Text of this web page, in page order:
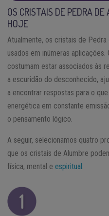
OS CRISTAIS DE PEDRA
HOJE
Atualmente, os cristais de
usados em inúmeras
costumam estar associados às
a escuridão do desconhecido,
a encontrar respostas para o
energética em constante
o pensamento lógico.
A seguir, selecionamos quatro
que os cristais de Alumbre
física, mental e espiritual